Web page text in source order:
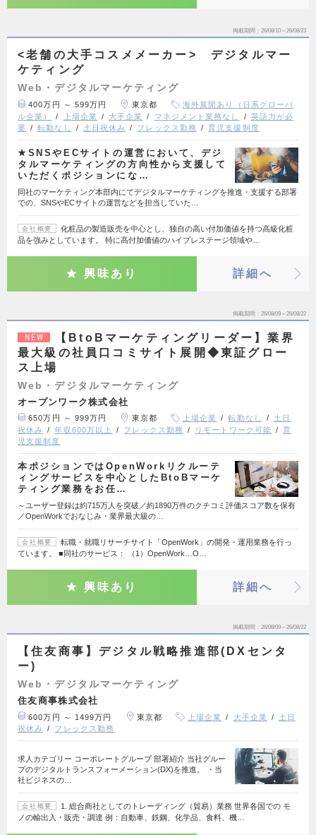
掲載期間 26/08/10～26/08/23
<老舗の大手コスメメーカー> デジタルマー
ケティング
Web・デジタルマーケティング
400万円 ～ 599万円 東京都
海外展開あり（日系グローバ
ル企業）
上場企業 大手企業 マネジメント業務なし
英語力が必
要
転勤なし 土日祝休み フレックス勤務 育児支援制度
★SNSやECサイトの運営において、デジ
タルマーケティングの方向性から支援して
いただくポジションにな…
同社のマーケティング本部内にてデジタルマーケティングを推進・支援する部署
での、SNSやECサイトの運営などを担当していた…
会社概要
化粧品の製造販売を中心とし、独自の高い付加価値を持つ高級化粧
品を強みとしています。 特に高付加価値のハイプレステージ領域や…
興味あり 詳細へ
掲載期間 26/08/09～26/08/22
NEW
【BtoBマーケティングリーダー】業界
最大級の社員口コミサイト展開◆東証グロー
ス上場
Web・デジタルマーケティング
オープンワーク株式会社
650万円 ～ 999万円 東京都 上場企業 転勤なし
土日
祝休み
年収600万以上 フレックス勤務 リモートワーク可能
育
児支援制度
本ポジションではOpenWorkリクルーテ
ィングサービスを中心としたBtoBマーケ
ティング業務をお任…
～ユーザー登録は約715万人を突破／約1890万件のクチコミ評価スコア数を保有
／OpenWorkでおなじみ・業界最大級の…
会社概要
転職・就職リサーチサイト「OpenWork」の開発・運用業務を行っ
ています。 ■同社のサービス： （1）OpenWork…O…
興味あり 詳細へ
掲載期間 26/08/09～26/08/22
【住友商事】デジタル戦略推進部(DXセンタ
ー)
Web・デジタルマーケティング
住友商事株式会社
600万円 ～ 1499万円 東京都 上場企業 大手企業
土日
祝休み
フレックス勤務
求人カテゴリー コーポレートグループ 部署紹介 当社グルー
プのデジタルトランスフォーメーション(DX)を推進。 ・当
社ビジネスの…
会社概要
1. 総合商社としてのトレーディング（貿易）業務 世界各国での モ
ノの輸出入・販売・調達 例：自動車、鉄鋼、化学品、食料、機…